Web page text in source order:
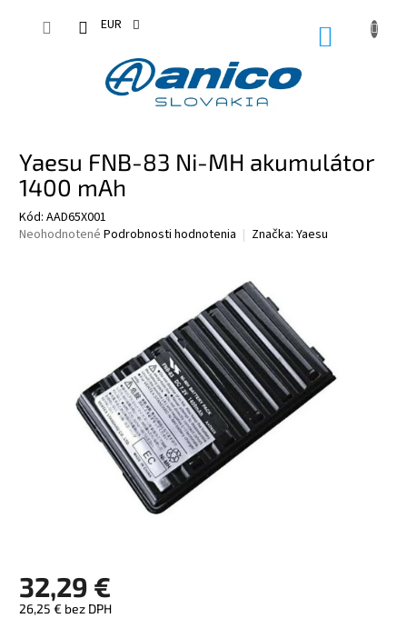
EUR
Yaesu FNB-83 Ni-MH akumulátor
1400 mAh
Kód: AAD65X001
Priemerné
Neohodnotené Podrobnosti hodnotenia Značka: Yaesu
32,29 €
26,25 € bez DPH